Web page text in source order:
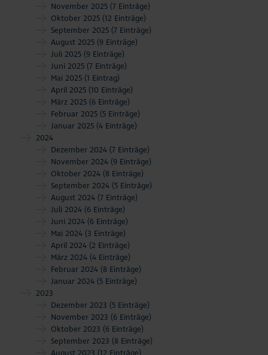
November 2025 (7 Einträge)
Oktober 2025 (12 Einträge)
September 2025 (7 Einträge)
August 2025 (9 Einträge)
Juli 2025 (9 Einträge)
Juni 2025 (7 Einträge)
Mai 2025 (1 Eintrag)
April 2025 (10 Einträge)
März 2025 (6 Einträge)
Februar 2025 (5 Einträge)
Januar 2025 (4 Einträge)
2024
Dezember 2024 (7 Einträge)
November 2024 (9 Einträge)
Oktober 2024 (8 Einträge)
September 2024 (5 Einträge)
August 2024 (7 Einträge)
Juli 2024 (6 Einträge)
Juni 2024 (6 Einträge)
Mai 2024 (3 Einträge)
April 2024 (2 Einträge)
März 2024 (4 Einträge)
Februar 2024 (8 Einträge)
Januar 2024 (5 Einträge)
2023
Dezember 2023 (5 Einträge)
November 2023 (6 Einträge)
Oktober 2023 (6 Einträge)
September 2023 (8 Einträge)
August 2023 (12 Einträge)